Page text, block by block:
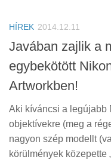
HÍREK 2014.12.11
Javában zajlik a
egybekötött
Artworkben!
Aki kíváncsi a legújabb
objektívekre (meg a
nagyon szép modellt
körülmények közepette